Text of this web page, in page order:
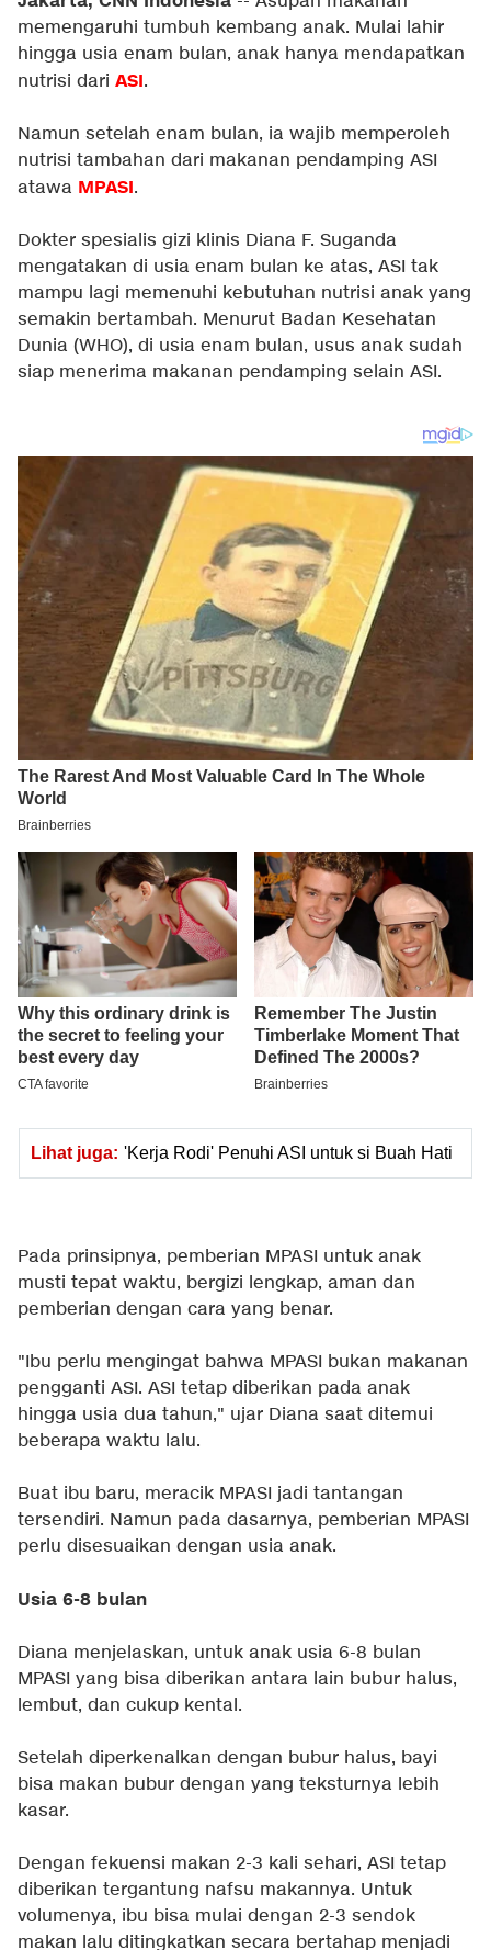
memengaruhi tumbuh kembang anak. Mulai lahir
hingga usia enam bulan, anak hanya mendapatkan
nutrisi dari ASI.
Namun setelah enam bulan, ia wajib memperoleh
nutrisi tambahan dari makanan pendamping ASI
atawa MPASI.
Dokter spesialis gizi klinis Diana F. Suganda
mengatakan di usia enam bulan ke atas, ASI tak
mampu lagi memenuhi kebutuhan nutrisi anak yang
semakin bertambah. Menurut Badan Kesehatan
Dunia (WHO), di usia enam bulan, usus anak sudah
siap menerima makanan pendamping selain ASI.
Lihat juga: 'Kerja Rodi' Penuhi ASI untuk si Buah Hati
Pada prinsipnya, pemberian MPASI untuk anak
musti tepat waktu, bergizi lengkap, aman dan
pemberian dengan cara yang benar.
"Ibu perlu mengingat bahwa MPASI bukan makanan
pengganti ASI. ASI tetap diberikan pada anak
hingga usia dua tahun," ujar Diana saat ditemui
beberapa waktu lalu.
Buat ibu baru, meracik MPASI jadi tantangan
tersendiri. Namun pada dasarnya, pemberian MPASI
perlu disesuaikan dengan usia anak.
Usia 6-8 bulan
Diana menjelaskan, untuk anak usia 6-8 bulan
MPASI yang bisa diberikan antara lain bubur halus,
lembut, dan cukup kental.
Setelah diperkenalkan dengan bubur halus, bayi
bisa makan bubur dengan yang teksturnya lebih
kasar.
Dengan fekuensi makan 2-3 kali sehari, ASI tetap
diberikan tergantung nafsu makannya. Untuk
volumenya, ibu bisa mulai dengan 2-3 sendok
makan lalu ditingkatkan secara bertahap menjadi